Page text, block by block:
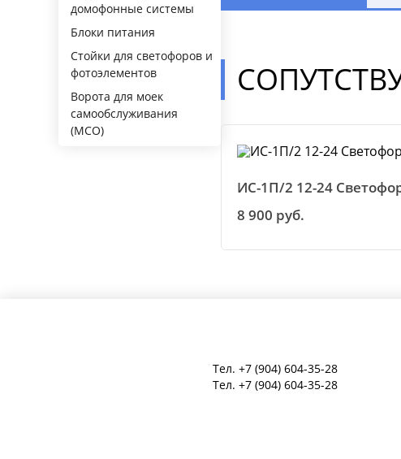
домофонные системы
Блоки питания
Стойки для светофоров и
фотоэлементов
Ворота для моек
самообслуживания
(МСО)
ИС-1П/2 12-24
8 900 руб.
Тел. +7 (904) 604-35-28
Тел. +7 (904) 604-35-28